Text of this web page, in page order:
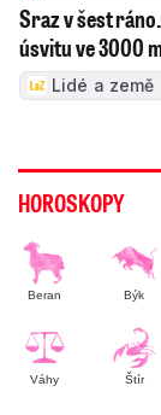
Sraz v šest
úsvitu ve 3000
Lidé a země
HOROSKOPY
Beran Býk
Váhy Štír